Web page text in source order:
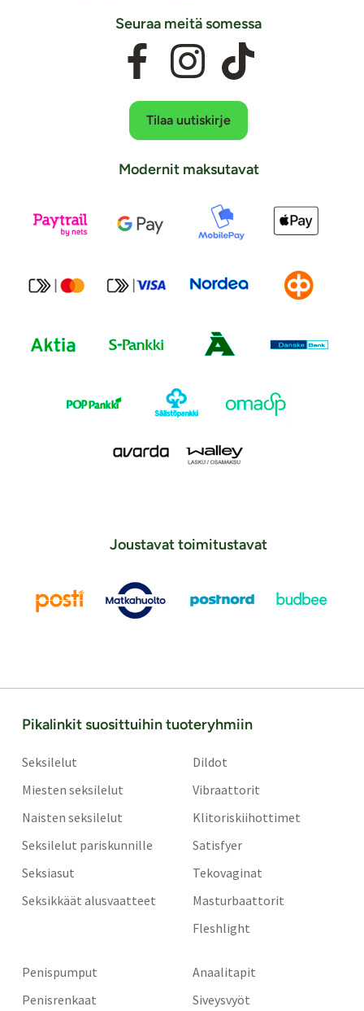
Seuraa meitä somessa
Tilaa uutiskirje
Modernit maksutavat
Joustavat toimitustavat
Pikalinkit suosittuihin tuoteryhmiin
Seksilelut
Miesten seksilelut
Naisten seksilelut
Seksilelut pariskunnille
Seksiasut
Seksikkäät alusvaatteet
Dildot
Vibraattorit
Klitoriskiihottimet
Satisfyer
Tekovaginat
Masturbaattorit
Fleshlight
Penispumput
Penisrenkaat
Anaalitapit
Siveysvyöt